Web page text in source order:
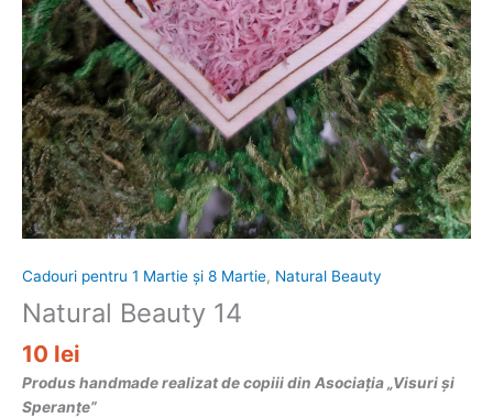
Cadouri pentru 1 Martie și 8 Martie, Natural Beauty
Natural Beauty 14
10 lei
Produs handmade realizat de copiii din Asociația „Visuri și
Speranțe”